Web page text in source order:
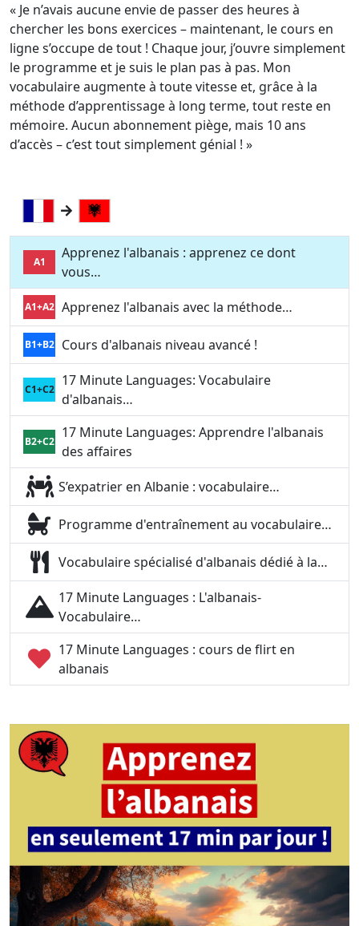
« Je n’avais aucune envie de passer des heures à
chercher les bons exercices – maintenant, le cours en
ligne s’occupe de tout ! Chaque jour, j’ouvre simplement
le programme et je suis le plan pas à pas. Mon
vocabulaire augmente à toute vitesse et, grâce à la
méthode d’apprentissage à long terme, tout reste en
mémoire. Aucun abonnement piège, mais 10 ans
d’accès – c’est tout simplement génial ! »
A1
Apprenez l'albanais : apprenez ce dont
vous…
A1+A2 Apprenez l'albanais avec la méthode…
B1+B2 Cours d'albanais niveau avancé !
C1+C2
17 Minute Languages: Vocabulaire
d'albanais…
B2+C2
17 Minute Languages: Apprendre l'albanais
des affaires
S’expatrier en Albanie : vocabulaire…
Programme d'entraînement au vocabulaire…
Vocabulaire spécialisé d'albanais dédié à la…
17 Minute Languages : L'albanais-
Vocabulaire…
17 Minute Languages : cours de flirt en
albanais